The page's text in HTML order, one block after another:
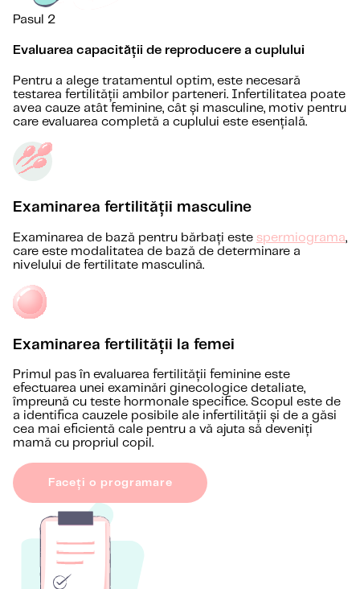
Pasul 2
Evaluarea capacității de reproducere a cuplului
Pentru a alege tratamentul optim, este necesară
testarea fertilității ambilor parteneri. Infertilitatea poate
avea cauze atât feminine, cât și masculine, motiv pentru
care evaluarea completă a cuplului este esențială.
Examinarea fertilității masculine
Examinarea de bază pentru bărbați este spermiograma,
care este modalitatea de bază de determinare a
nivelului de fertilitate masculină.
Examinarea fertilității la femei
Primul pas în evaluarea fertilității feminine este
efectuarea unei examinări ginecologice detaliate,
împreună cu teste hormonale specifice. Scopul este de
a identifica cauzele posibile ale infertilității și de a găsi
cea mai eficientă cale pentru a vă ajuta să deveniți
mamă cu propriul copil.
Faceți o programare